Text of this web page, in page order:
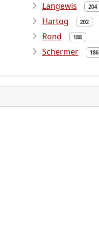
Langewis 204
Hartog 202
Rond 188
Schermer 186